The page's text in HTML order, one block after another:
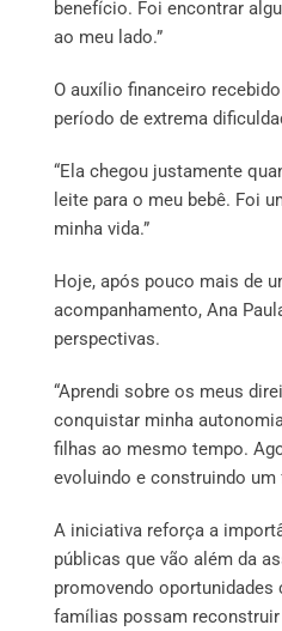
benefício. Foi encontrar
ao meu lado.”
O auxílio financeiro
período de extrema
“Ela chegou justamente
leite para o meu bebê. Foi
minha vida.”
Hoje, após pouco mais de
acompanhamento, Ana
perspectivas.
“Aprendi sobre os meus
conquistar minha
filhas ao mesmo tempo.
evoluindo e construindo um
A iniciativa reforça a
públicas que vão além da
promovendo oportunidades
famílias possam